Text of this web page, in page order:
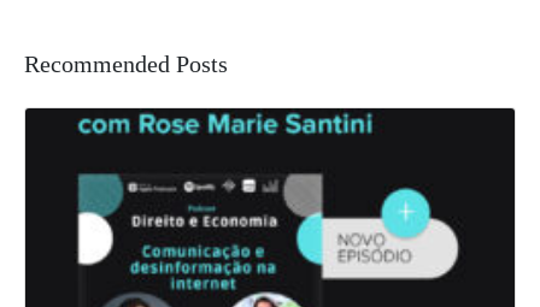
Recommended Posts